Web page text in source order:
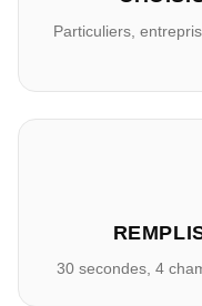
Particuliers,
30 secondes, 4